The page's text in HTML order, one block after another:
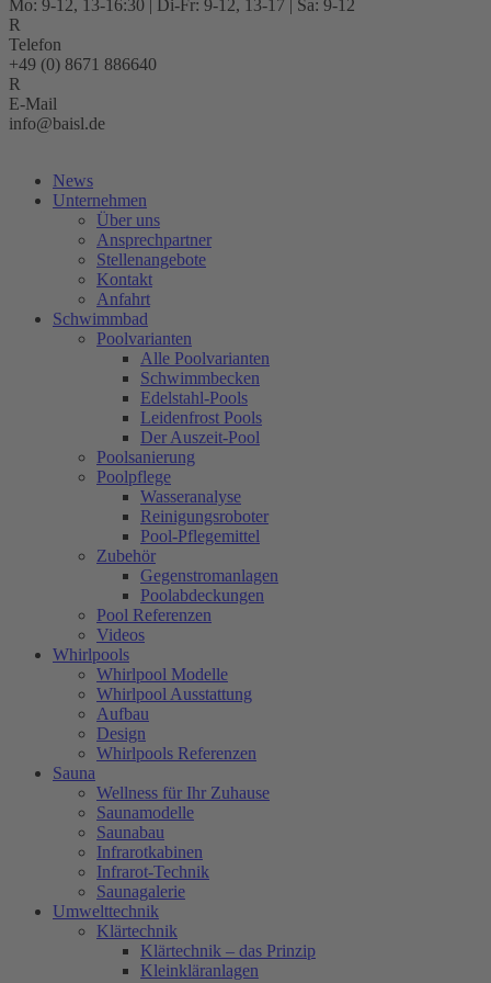
Mo: 9-12, 13-16:30 | Di-Fr: 9-12, 13-17 | Sa: 9-12
Telefon
+49 (0) 8671 886640
E-Mail
info@baisl.de
News
Unternehmen
Über uns
Ansprechpartner
Stellenangebote
Kontakt
Anfahrt
Schwimmbad
Poolvarianten
Alle Poolvarianten
Schwimmbecken
Edelstahl-Pools
Leidenfrost Pools
Der Auszeit-Pool
Poolsanierung
Poolpflege
Wasseranalyse
Reinigungsroboter
Pool-Pflegemittel
Zubehör
Gegenstromanlagen
Poolabdeckungen
Pool Referenzen
Videos
Whirlpools
Whirlpool Modelle
Whirlpool Ausstattung
Aufbau
Design
Whirlpools Referenzen
Sauna
Wellness für Ihr Zuhause
Saunamodelle
Saunabau
Infrarotkabinen
Infrarot-Technik
Saunagalerie
Umwelttechnik
Klärtechnik
Klärtechnik – das Prinzip
Kleinkläranlagen